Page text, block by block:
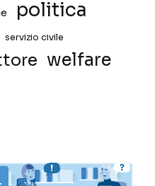
politica
servizio civile
welfare